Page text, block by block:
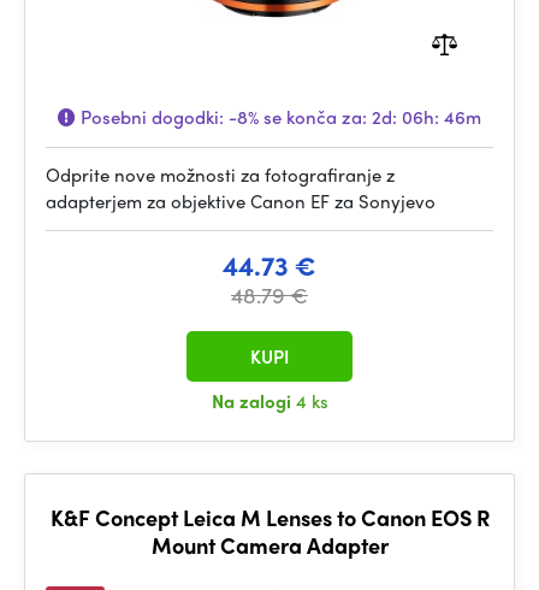
Posebni dogodki: -8%se konča za: 2d: 06h: 46m
Odprite nove možnosti za fotografiranje z
adapterjem za objektive Canon EF za Sonyjevo
44.73 €
48.79 €
Na zalogi 4 ks
KUPI
K&F Concept Leica M Lenses to Canon EOS R
Mount Camera Adapter